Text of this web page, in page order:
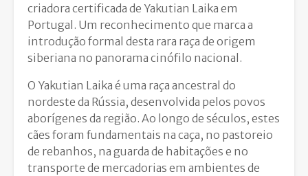
criadora certificada de Yakutian Laika em
Portugal. Um reconhecimento que marca a
introdução formal desta rara raça de origem
siberiana no panorama cinófilo nacional.
O Yakutian Laika é uma raça ancestral do
nordeste da Rússia, desenvolvida pelos povos
aborígenes da região. Ao longo de séculos, estes
cães foram fundamentais na caça, no pastoreio
de rebanhos, na guarda de habitações e no
transporte de mercadorias em ambientes de